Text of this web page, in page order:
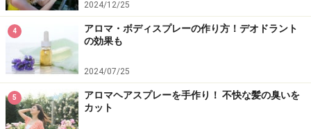
2024/12/25
4
アロマ・ボディスプレーの作り方！デオドラント
の効果も
2024/07/25
5
アロマヘアスプレーを手作り！ 不快な髪の臭いを
カット